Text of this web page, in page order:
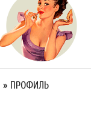
» ПРОФИЛЬ